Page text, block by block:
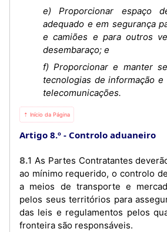
e) Proporcionar espaço
adequado e em segurança
e camiões e para outros
desembaraço; e
f) Proporcionar e manter
tecnologias de informação e
telecomunicações.
⇡ Início da Página
Artigo 8.º Controlo aduaneiro
8.1 As Partes Contratantes deverão integrar e limitar,
ao mínimo requerido, o controlo
a meios de transporte e
pelos seus territórios para
das leis e regulamentos pelos
fronteira são responsáveis.